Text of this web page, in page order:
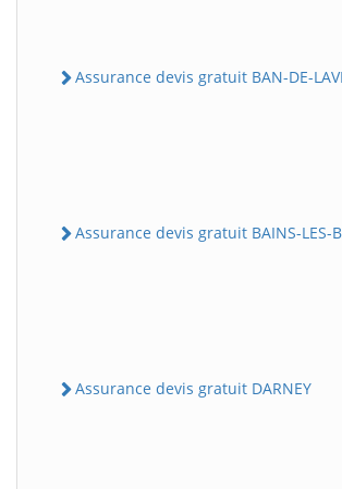
Assurance devis gratuit BAN-DE-
Assurance devis gratuit BAINS-LES-
Assurance devis gratuit DARNEY